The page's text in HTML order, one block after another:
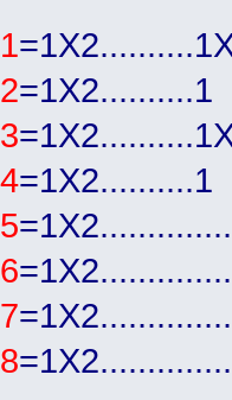
=1Χ2..........1
=1Χ2..........1